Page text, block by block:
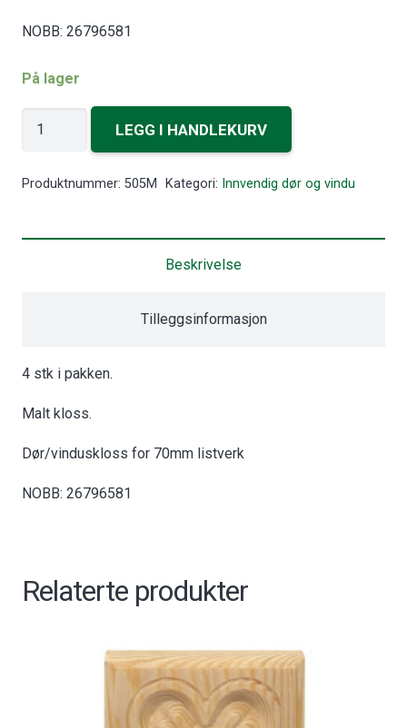
NOBB: 26796581
På lager
LEGG I HANDLEKURV
Produktnummer: 505M Kategori: Innvendig dør og vindu
Beskrivelse
Tilleggsinformasjon
4 stk i pakken.
Malt kloss.
Dør/vinduskloss for 70mm listverk
NOBB: 26796581
Relaterte produkter